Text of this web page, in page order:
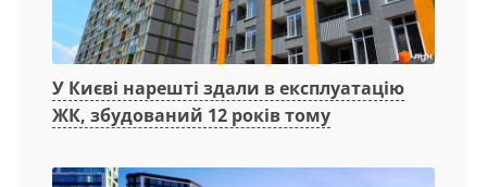
У Києві нарешті здали в експлуатацію
ЖК, збудований 12 років тому